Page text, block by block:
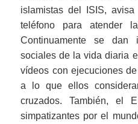
islamistas del ISIS,
teléfono para atender
Continuamente se dan
sociales de la vida diaria
vídeos con ejecuciones
a lo que ellos
cruzados. También, el
simpatizantes por el